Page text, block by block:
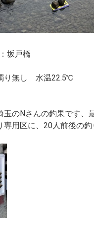
坂戸橋
り無し 水温22.5℃
のNさんの釣果です、
用区に、20人前後の釣